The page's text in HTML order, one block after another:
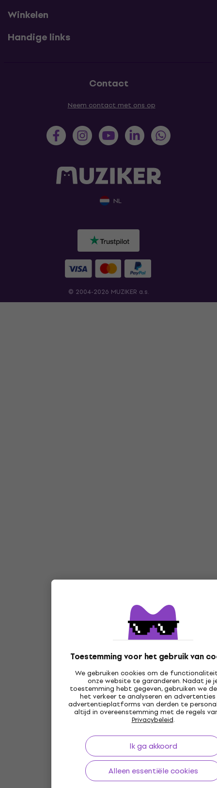
Toestemming voor het gebruik van
We gebruiken cookies om de
onze website te garanderen. Nadat je
toestemming hebt gegeven, gebruiken we
het verkeer te analyseren en
advertentieplatforms van derden te
altijd in overeenstemming met de regels
Privacybeleid.
Ik ga akkoord
Alleen essentiële cookies
Winkelen
Handige links
Contact
Neem contact met ons op
NL
© 2004-2026 MUZIKER a.s.